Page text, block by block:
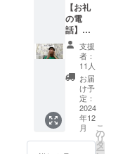
【お礼
の電
話】
FLATを
ただた
だ応援
してい
ただけ
る方へ
のリ
ターン
です。
応援し
支援
者：
11人
お届
け予
定：
2024
年12
月
こ
の
リ
タ
ー